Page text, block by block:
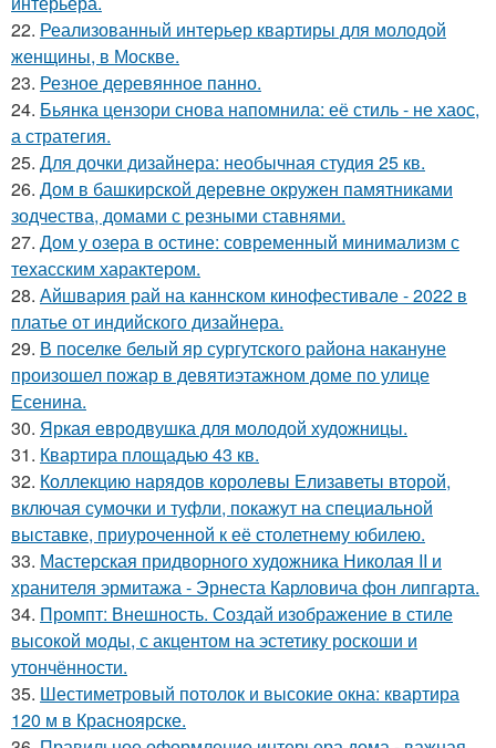
22. Реализованный интерьер квартиры для молодой
женщины, в Москве.
23. Резное деревянное панно.
24. Бьянка цензори снова напомнила: её стиль - не хаос,
а стратегия.
25. Для дочки дизайнера: необычная студия 25 кв.
26. Дом в башкирской деревне окружен памятниками
зодчества, домами с резными ставнями.
27. Дом у озера в остине: современный минимализм с
техасским характером.
28. Айшвария рай на каннском кинофестивале - 2022 в
платье от индийского дизайнера.
29. В поселке белый яр сургутского района накануне
произошел пожар в девятиэтажном доме по улице
Есенина.
30. Яркая евродвушка для молодой художницы.
31. Квартира площадью 43 кв.
32. Коллекцию нарядов королевы Елизаветы второй,
включая сумочки и туфли, покажут на специальной
выставке, приуроченной к её столетнему юбилею.
33. Мастерская придворного художника Николая II и
хранителя эрмитажа - Эрнеста Карловича фон липгарта.
34. Промпт: Внешность. Создай изображение в стиле
высокой моды, с акцентом на эстетику роскоши и
утончённости.
35. Шестиметровый потолок и высокие окна: квартира
120 м в Красноярске.